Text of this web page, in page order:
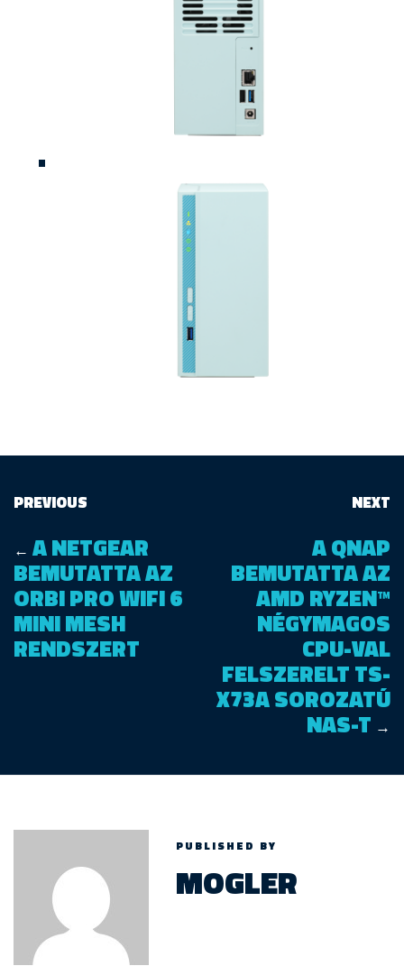
PREVIOUS
← A NETGEAR
BEMUTATTA AZ
ORBI PRO WIFI 6
MINI MESH
RENDSZERT
NEXT
A QNAP
BEMUTATTA AZ
AMD RYZEN™
NÉGYMAGOS
CPU-VAL
FELSZERELT TS-
X73A SOROZATÚ
NAS-T →
PUBLISHED BY
MOGLER